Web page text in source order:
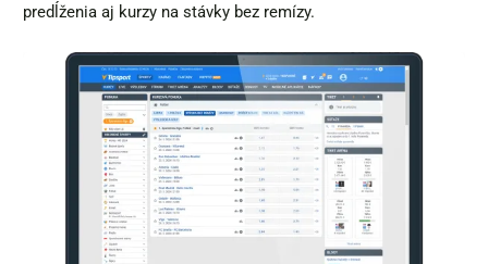
predĺženia aj kurzy na stávky bez remízy.